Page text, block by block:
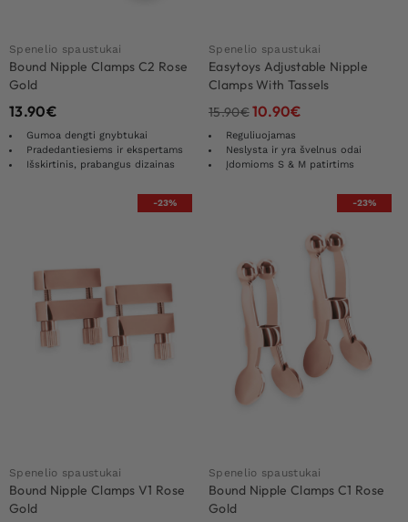
Spenelio spaustukai
Bound Nipple Clamps C2 Rose
Gold
13.90€
Gumoa dengti gnybtukai
Pradedantiesiems ir ekspertams
Išskirtinis, prabangus dizainas
Spenelio spaustukai
Easytoys Adjustable Nipple
Clamps With Tassels
15.90€10.90€
Reguliuojamas
Neslysta ir yra švelnus odai
Įdomioms S & M patirtims
-23%
Spenelio spaustukai
Bound Nipple Clamps V1 Rose
Gold
-23%
Spenelio spaustukai
Bound Nipple Clamps C1 Rose
Gold